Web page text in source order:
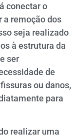
conectar o
a remoção dos
seja realizado
à estrutura da
ser
de
ou danos,
para
realizar uma